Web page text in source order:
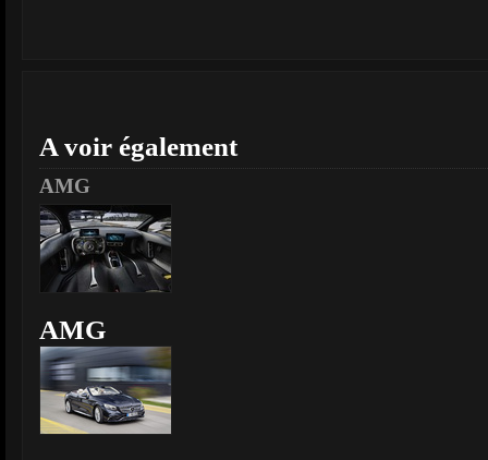
A voir également
AMG
AMG